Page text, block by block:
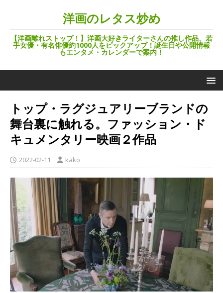
洋画のレタス炒め
【洋画離れストップ！】洋画大好きライターさんの推し作品、若
手女優・有名俳優約1000人をピックアップ！誕生日や公開情報
もエンタメ・カレンダーで案内！
トップ・ラグジュアリーブランドの
舞台裏に触れる。ファッション・ド
キュメンタリー映画２作品
2022-02-11 kako